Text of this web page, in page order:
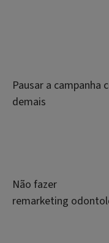
Pausar a campanha
demais
Não fazer
remarketing